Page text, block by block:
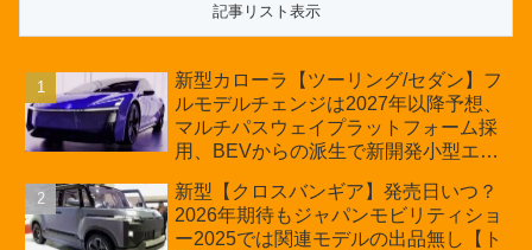
新型カローラ【ツーリング/セダン】フ
ルモデルチェンジは2027年以降予想、
マルチパスウェイプラットフォーム採
用、BEVからの派生で新開発小型エン
の採用は無しか【トヨタ最新情報】60
周年記念車発売
新型【クロスバンギア】発売日いつ？
2026年期待もジャパンモビリティショ
ー2025では関連モデルの出品無し【ト